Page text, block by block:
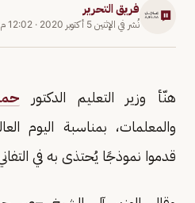
فريق التحرير
نُشر في الإثنين 5 أكتوبر 2020 · 12:02 م
هنّأ وزير التعليم الدكتور
والمعلمات، بمناسبة اليوم
قدموا نموذجًا يُحتذى به في